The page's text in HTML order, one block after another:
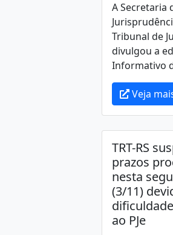
A Secretaria
Tribunal de
divulgou a
Informativo
Veja
TRT-RS
prazos
nesta
(3/11)
ao PJe